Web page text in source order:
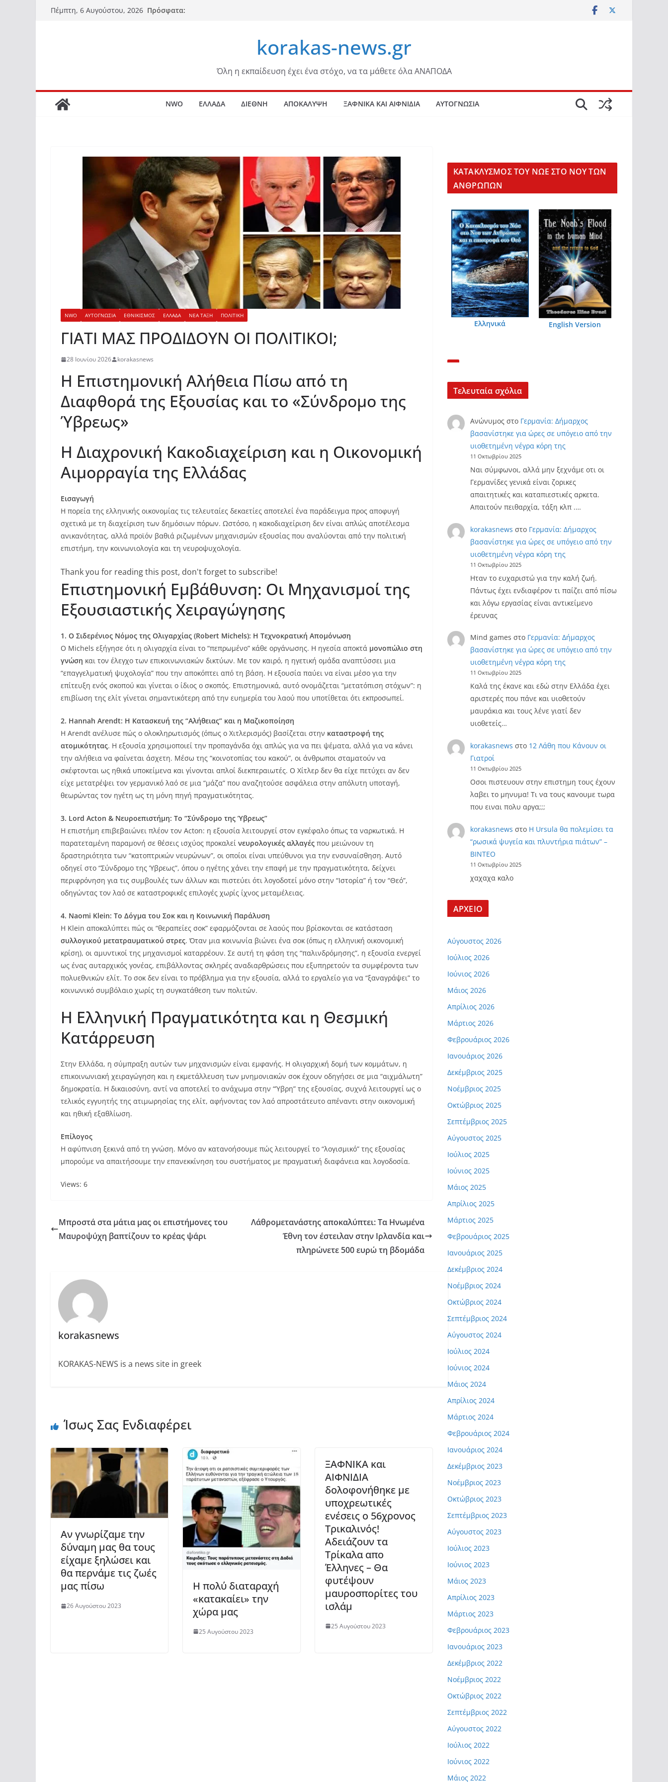
Μετάβαση
Πέμπτη, 6 Αυγούστου, 2026 Πρόσφατα:
korakas-news.gr
Όλη η εκπαίδευση έχει ένα στόχο, να τα μάθετε όλα ΑΝΑΠΟΔΑ
NWO ΕΛΛΑΔΑ ΔΙΕΘΝΗ ΑΠΟΚΑΛΥΨΗ ΞΑΦΝΙΚΑ ΚΑΙ ΑΙΦΝΙΔΙΑ ΑΥΤΟΓΝΩΣΙΑ
NWO ΑΥΤΟΓΝΩΣΙΑ ΕΘΝΙΚΙΣΜΟΣ ΕΛΛΑΔΑ ΝΕΑ ΤΑΞΗ ΠΟΛΙΤΙΚΗ
ΓΙΑΤΙ ΜΑΣ ΠΡΟΔΙΔΟΥΝ ΟΙ ΠΟΛΙΤΙΚΟΙ;
28 Ιουνίου 2026 korakasnews
Η Επιστημονική Αλήθεια Πίσω από τη
Διαφθορά της Εξουσίας και το «Σύνδρομο της
Ύβρεως»
Η Διαχρονική Κακοδιαχείριση και η Οικονομική
Αιμορραγία της Ελλάδας
Εισαγωγή
Η πορεία της ελληνικής οικονομίας τις τελευταίες δεκαετίες αποτελεί ένα παράδειγμα προς αποφυγή
σχετικά με τη διαχείριση των δημόσιων πόρων. Ωστόσο, η κακοδιαχείριση δεν είναι απλώς αποτέλεσμα
ανικανότητας, αλλά προϊόν βαθιά ριζωμένων μηχανισμών εξουσίας που αναλύονται από την πολιτική
επιστήμη, την κοινωνιολογία και τη νευροψυχολογία.
Thank you for reading this post, don't forget to subscribe!
Επιστημονική Εμβάθυνση: Οι Μηχανισμοί της
Εξουσιαστικής Χειραγώγησης
1. Ο Σιδερένιος Νόμος της Ολιγαρχίας (Robert Michels): Η Τεχνοκρατική Απομόνωση
Ο Michels εξήγησε ότι η ολιγαρχία είναι το “πεπρωμένο” κάθε οργάνωσης. Η ηγεσία αποκτά μονοπώλιο στη
γνώση και τον έλεγχο των επικοινωνιακών δικτύων. Με τον καιρό, η ηγετική ομάδα αναπτύσσει μια
“επαγγελματική ψυχολογία” που την αποκόπτει από τη βάση. Η εξουσία παύει να είναι μέσο για την
επίτευξη ενός σκοπού και γίνεται ο ίδιος ο σκοπός. Επιστημονικά, αυτό ονομάζεται “μετατόπιση στόχων”: η
επιβίωση της ελίτ γίνεται σημαντικότερη από την ευημερία του λαού που υποτίθεται ότι εκπροσωπεί.
2. Hannah Arendt: Η Κατασκευή της “Αλήθειας” και η Μαζικοποίηση
Η Arendt ανέλυσε πώς ο ολοκληρωτισμός (όπως ο Χιτλερισμός) βασίζεται στην καταστροφή της
ατομικότητας. Η εξουσία χρησιμοποιεί την προπαγάνδα όχι απλώς για να πει ψέματα, αλλά για να κάνει
την αλήθεια να φαίνεται άσχετη. Μέσω της “κοινοτοπίας του κακού”, οι άνθρωποι σταματούν να
σκέφτονται ως ηθικά υποκείμενα και γίνονται απλοί διεκπεραιωτές. Ο Χίτλερ δεν θα είχε πετύχει αν δεν
είχε μετατρέψει τον γερμανικό λαό σε μια “μάζα” που αναζητούσε ασφάλεια στην απόλυτη υποταγή,
θεωρώντας τον ηγέτη ως τη μόνη πηγή πραγματικότητας.
3. Lord Acton & Νευροεπιστήμη: Το “Σύνδρομο της Ύβρεως”
Η επιστήμη επιβεβαιώνει πλέον τον Acton: η εξουσία λειτουργεί στον εγκέφαλο όπως τα ναρκωτικά. Η
παρατεταμένη παραμονή σε θέσεις ισχύος προκαλεί νευρολογικές αλλαγές που μειώνουν τη
δραστηριότητα των “κατοπτρικών νευρώνων”, οι οποίοι είναι υπεύθυνοι για την ενσυναίσθηση. Αυτό
οδηγεί στο “Σύνδρομο της Ύβρεως”, όπου ο ηγέτης χάνει την επαφή με την πραγματικότητα, δείχνει
περιφρόνηση για τις συμβουλές των άλλων και πιστεύει ότι λογοδοτεί μόνο στην “Ιστορία” ή τον “Θεό”,
οδηγώντας τον λαό σε καταστροφικές επιλογές χωρίς ίχνος μεταμέλειας.
4. Naomi Klein: Το Δόγμα του Σοκ και η Κοινωνική Παράλυση
Η Klein αποκαλύπτει πώς οι “θεραπείες σοκ” εφαρμόζονται σε λαούς που βρίσκονται σε κατάσταση
συλλογικού μετατραυματικού στρες. Όταν μια κοινωνία βιώνει ένα σοκ (όπως η ελληνική οικονομική
κρίση), οι αμυντικοί της μηχανισμοί καταρρέουν. Σε αυτή τη φάση της “παλινδρόμησης”, η εξουσία ενεργεί
ως ένας αυταρχικός γονέας, επιβάλλοντας σκληρές αναδιαρθρώσεις που εξυπηρετούν τα συμφέροντα των
πολυεθνικών ελίτ. Το σοκ δεν είναι το πρόβλημα για την εξουσία, αλλά το εργαλείο για να “ξαναγράψει” το
κοινωνικό συμβόλαιο χωρίς τη συγκατάθεση των πολιτών.
Η Ελληνική Πραγματικότητα και η Θεσμική
Κατάρρευση
Στην Ελλάδα, η σύμπραξη αυτών των μηχανισμών είναι εμφανής. Η ολιγαρχική δομή των κομμάτων, η
επικοινωνιακή χειραγώγηση και η εκμετάλλευση των μνημονιακών σοκ έχουν οδηγήσει σε μια “αιχμάλωτη”
δημοκρατία. Η δικαιοσύνη, αντί να αποτελεί το ανάχωμα στην “Ύβρη” της εξουσίας, συχνά λειτουργεί ως ο
τελικός εγγυητής της ατιμωρησίας της ελίτ, αφήνοντας τον λαό απροστάτευτο απέναντι στην οικονομική
και ηθική εξαθλίωση.
Επίλογος
Η αφύπνιση ξεκινά από τη γνώση. Μόνο αν κατανοήσουμε πώς λειτουργεί το “λογισμικό” της εξουσίας
μπορούμε να απαιτήσουμε την επανεκκίνηση του συστήματος με πραγματική διαφάνεια και λογοδοσία.
Views: 6
Μπροστά στα μάτια μας οι επιστήμονες του
Μαυροψύχη βαπτίζουν το κρέας ψάρι
Λάθρομετανάστης αποκαλύπτει: Τα Ηνωμένα
Έθνη τον έστειλαν στην Ιρλανδία και
πληρώνετε 500 ευρώ τη βδομάδα
korakasnews
KORAKAS-NEWS is a news site in greek
Ίσως Σας Ενδιαφέρει
Αν γνωρίζαμε την
δύναμη μας θα τους
είχαμε ξηλώσει και
θα περνάμε τις ζωές
μας πίσω
26 Αυγούστου 2023
Η πολύ διαταραχή
«κατακαίει» την
χώρα μας
25 Αυγούστου 2023
ΞΑΦΝΙΚΑ και
ΑΙΦΝΙΔΙΑ
δολοφονήθηκε με
υποχρεωτικές
ενέσεις ο 56χρονος
Τρικαλινός!
Αδειάζουν τα
Τρίκαλα απο
Έλληνες – Θα
φυτέψουν
μαυροσπορίτες του
ισλάμ
25 Αυγούστου 2023
KΑΤΑΚΛΥΣΜΟΣ ΤΟΥ ΝΩΕ ΣΤΟ ΝΟΥ ΤΩΝ
ΑΝΘΡΩΠΩΝ
Ελληνικά English Version
Τελευταία σχόλια
Ανώνυμοςστο Γερμανία: Δήμαρχος
βασανίστηκε για ώρες σε υπόγειο από την
υιοθετημένη νέγρα κόρη της
11 Οκτωβρίου 2025
Ναι σύμφωνοι, αλλά μην ξεχνάμε οτι οι
Γερμανίδες γενικά είναι ζορικες
απαιτητικές και καταπιεστικές αρκετα.
Απαιτούν πειθαρχία, τάξη κλπ .…
korakasnews στο Γερμανία: Δήμαρχος
βασανίστηκε για ώρες σε υπόγειο από την
υιοθετημένη νέγρα κόρη της
11 Οκτωβρίου 2025
Ηταν το ευχαριστώ για την καλή ζωή.
Πάντως έχει ενδιαφέρον τι παίζει από πίσω
και λόγω εργασίας είναι αντικείμενο
έρευνας
Mind games στο Γερμανία: Δήμαρχος
βασανίστηκε για ώρες σε υπόγειο από την
υιοθετημένη νέγρα κόρη της
11 Οκτωβρίου 2025
Καλά της έκανε και εδώ στην Ελλάδα έχει
αριστερές που πάνε και υιοθετούν
μαυράκια και τους λένε γιατί δεν
υιοθετείς…
korakasnews στο 12 Λάθη που Κάνουν οι
Γιατροί
11 Οκτωβρίου 2025
Οσοι πιστευουν στην επιστημη τους έχουν
λαβει το μηνυμα! Τι να τους κανουμε τωρα
που ειναι πολυ αργα;;;
korakasnews στο Η Ursula θα πολεμίσει τα
“ρωσικά ψυγεία και πλυντήρια πιάτων” –
ΒΙΝΤΕΟ
11 Οκτωβρίου 2025
χαχαχα καλο
ΑΡΧΕΙΟ
Αύγουστος 2026
Ιούλιος 2026
Ιούνιος 2026
Μάιος 2026
Απρίλιος 2026
Μάρτιος 2026
Φεβρουάριος 2026
Ιανουάριος 2026
Δεκέμβριος 2025
Νοέμβριος 2025
Οκτώβριος 2025
Σεπτέμβριος 2025
Αύγουστος 2025
Ιούλιος 2025
Ιούνιος 2025
Μάιος 2025
Απρίλιος 2025
Μάρτιος 2025
Φεβρουάριος 2025
Ιανουάριος 2025
Δεκέμβριος 2024
Νοέμβριος 2024
Οκτώβριος 2024
Σεπτέμβριος 2024
Αύγουστος 2024
Ιούλιος 2024
Ιούνιος 2024
Μάιος 2024
Απρίλιος 2024
Μάρτιος 2024
Φεβρουάριος 2024
Ιανουάριος 2024
Δεκέμβριος 2023
Νοέμβριος 2023
Οκτώβριος 2023
Σεπτέμβριος 2023
Αύγουστος 2023
Ιούλιος 2023
Ιούνιος 2023
Μάιος 2023
Απρίλιος 2023
Μάρτιος 2023
Φεβρουάριος 2023
Ιανουάριος 2023
Δεκέμβριος 2022
Νοέμβριος 2022
Οκτώβριος 2022
Σεπτέμβριος 2022
Αύγουστος 2022
Ιούλιος 2022
Ιούνιος 2022
Μάιος 2022